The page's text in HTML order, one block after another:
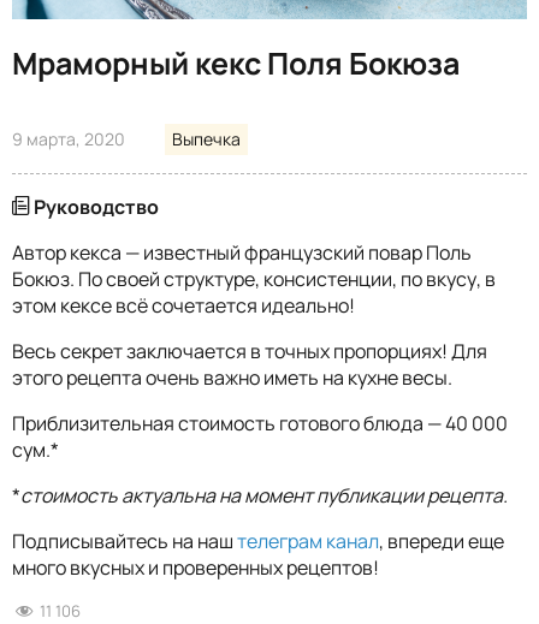
Мраморный кекс Поля Бокюза
9 марта, 2020 Выпечка
Руководство
Автор кекса — известный французский повар Поль
Бокюз. По своей структуре, консистенции, по вкусу, в
этом кексе всё сочетается идеально!
Весь секрет заключается в точных пропорциях! Для
этого рецепта очень важно иметь на кухне весы.
Приблизительная стоимость готового блюда — 40 000
сум.*
*стоимость актуальна на момент публикации рецепта.
Подписывайтесь на наштелеграм канал, впереди еще
много вкусных и проверенных рецептов!
11 106